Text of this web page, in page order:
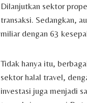
Dilanjutkan sektor
transaksi. Sedangkan,
miliar dengan 63
Tidak hanya itu,
sektor halal travel,
investasi juga menjadi